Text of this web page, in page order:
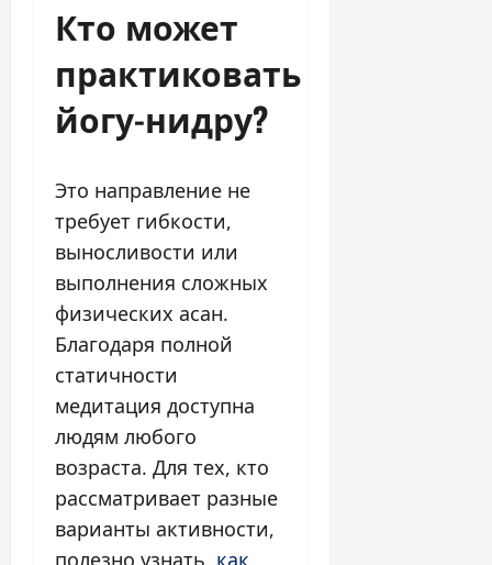
Кто может
практиковать
йогу-нидру?
Это направление не
требует гибкости,
выносливости или
выполнения сложных
физических асан.
Благодаря полной
статичности
медитация доступна
людям любого
возраста. Для тех, кто
рассматривает разные
варианты активности,
полезно узнать, как